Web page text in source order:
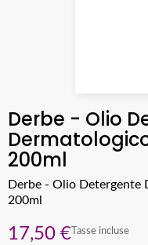
Derbe - Olio
200ml
Derbe - Olio
200ml
17,50 € Tasse incluse